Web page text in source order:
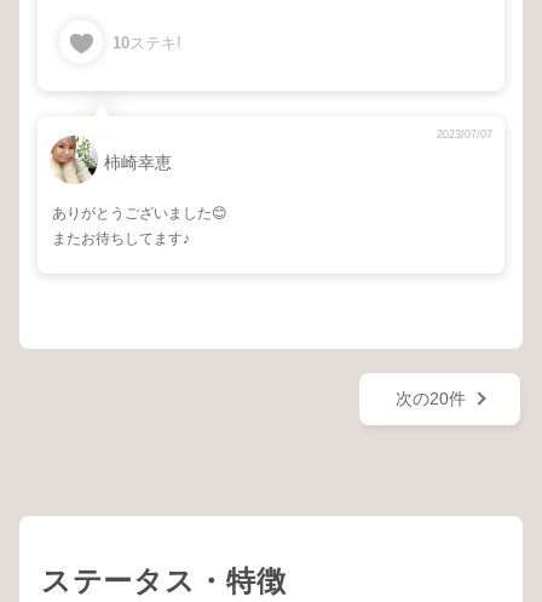
10ステキ!
柿崎幸恵
2023/07/07
ありがとうございました😊
またお待ちしてます♪
次の20件
ステータス・特徴